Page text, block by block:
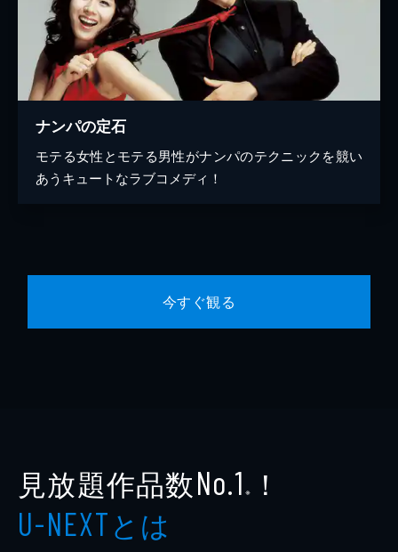
ナンパの定石
モテる女性とモテる男性がナンパのテクニックを競い
あうキュートなラブコメディ！
今すぐ観る
見放題作品数No.1 ※ ！
U-NEXTとは